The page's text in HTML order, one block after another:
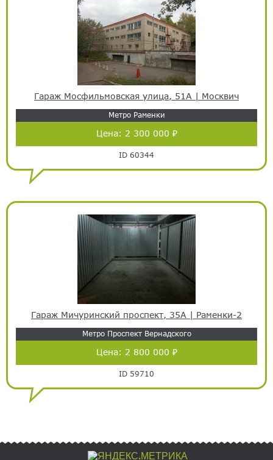
Гараж Мосфильмовская улица, 51А | Москвич
Метро Раменки
Цена: 2 300 000 ₽
ID 60344
Гараж Мичуринский проспект, 35А | Раменки-2
Метро Проспект Вернадского
Цена: 2 800 000 ₽
ID 59710